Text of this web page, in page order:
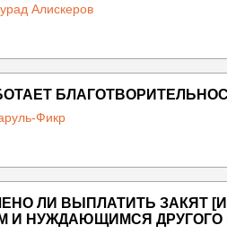
Алискеров
Фикр
ЛИ ВЫПЛАТИТЬ ЗАКЯТ
И НУЖДАЮЩИМСЯ ДРУГОГО